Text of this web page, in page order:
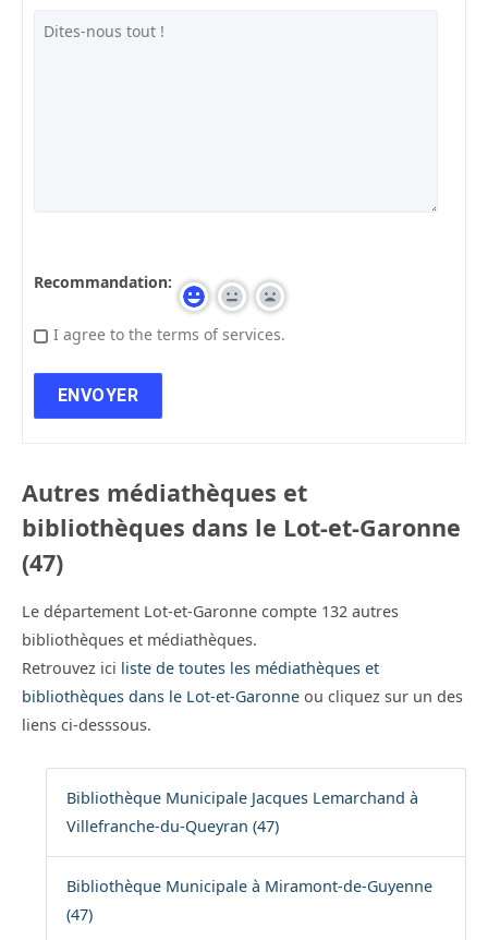
Recommandation:
I agree to the terms of services.
Autres médiathèques et
bibliothèques dans le Lot-et-Garonne
(47)
Le département Lot-et-Garonne compte 132 autres
bibliothèques et médiathèques.
Retrouvez ici liste de toutes les médiathèques et
bibliothèques dans le Lot-et-Garonne ou cliquez sur un des
liens ci-desssous.
Bibliothèque Municipale Jacques Lemarchand à
Villefranche-du-Queyran (47)
Bibliothèque Municipale à Miramont-de-Guyenne
(47)